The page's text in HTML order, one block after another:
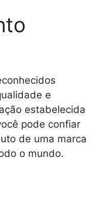
e
estabelecida
pode confiar
de uma marca
o mundo.